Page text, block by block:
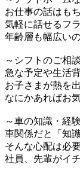
お仕事の話はも
気軽に話せるフ
年齢層も幅広い
～シフトのご相
急な予定や生活
お子さまが熱を
なにかあればお
～車の知識・経
車関係だと「知
そんな心配は必
社員、先輩がイ